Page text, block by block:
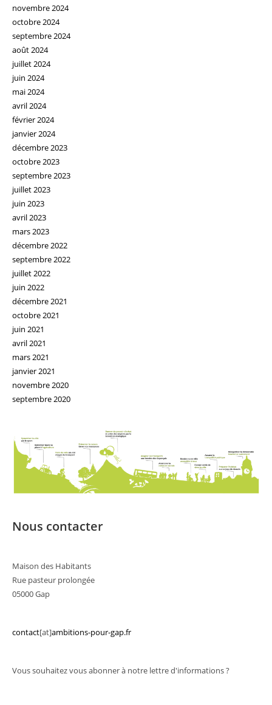
novembre 2024
octobre 2024
septembre 2024
août 2024
juillet 2024
juin 2024
mai 2024
avril 2024
février 2024
janvier 2024
décembre 2023
octobre 2023
septembre 2023
juillet 2023
juin 2023
avril 2023
mars 2023
décembre 2022
septembre 2022
juillet 2022
juin 2022
décembre 2021
octobre 2021
juin 2021
avril 2021
mars 2021
janvier 2021
novembre 2020
septembre 2020
Nous contacter
Maison des Habitants
Rue pasteur prolongée
05000 Gap
contact[at]ambitions-pour-gap.fr
Vous souhaitez vous abonner à notre lettre d'informations ?